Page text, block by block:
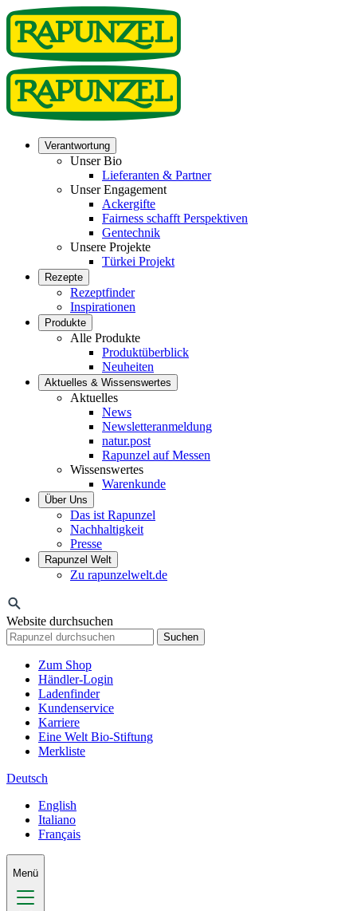
Verantwortung
Unser Bio
Lieferanten & Partner
Unser Engagement
Ackergifte
Fairness schafft Perspektiven
Gentechnik
Unsere Projekte
Türkei Projekt
Rezepte
Rezeptfinder
Inspirationen
Produkte
Alle Produkte
Produktüberblick
Neuheiten
Aktuelles & Wissenswertes
Aktuelles
News
Newsletteranmeldung
natur.post
Rapunzel auf Messen
Wissenswertes
Warenkunde
Über Uns
Das ist Rapunzel
Nachhaltigkeit
Presse
Rapunzel Welt
Zu rapunzelwelt.de
Website durchsuchen
Suchen
Zum Shop
Händler-Login
Ladenfinder
Kundenservice
Karriere
Eine Welt Bio-Stiftung
Merkliste
Deutsch
English
Italiano
Français
Menü